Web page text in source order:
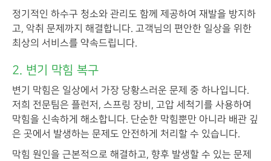
정기적인 하수구 청소와 관리도 함께 제공하여 재발을 방지하
고, 악취 문제까지 해결합니다. 고객님의 편안한 일상을 위한
최상의 서비스를 약속드립니다.
2. 변기 막힘 복구
변기 막힘은 일상에서 가장 당황스러운 문제 중 하나입니다.
저희 전문팀은 플런저, 스프링 장비, 고압 세척기를 사용하여
막힘을 신속하게 해소합니다. 단순한 막힘뿐만 아니라 배관 깊
은 곳에서 발생하는 문제도 안전하게 처리할 수 있습니다.
막힘 원인을 근본적으로 해결하고, 향후 발생할 수 있는 문제